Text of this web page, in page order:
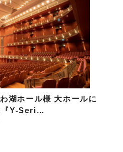
湖ホール様 大ホールに
Y-Seri…